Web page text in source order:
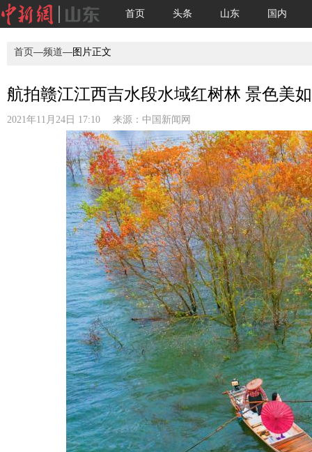
首页 头条 山东 国内
首页—频道—图片正文
航拍赣江江西吉水段水域红树林 景色美
2021年11月24日 17:10 来源： 中国新闻网